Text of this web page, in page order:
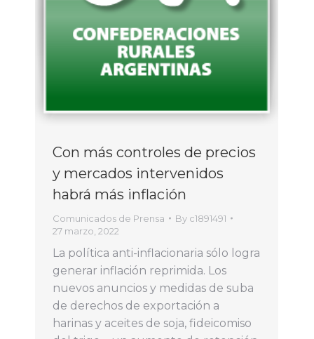
Con más controles de precios
y mercados intervenidos
habrá más inflación
Comunicados de Prensa By c1891491
27 marzo, 2022
La política anti-inflacionaria sólo logra
generar inflación reprimida. Los
nuevos anuncios y medidas de suba
de derechos de exportación a
harinas y aceites de soja, fideicomiso